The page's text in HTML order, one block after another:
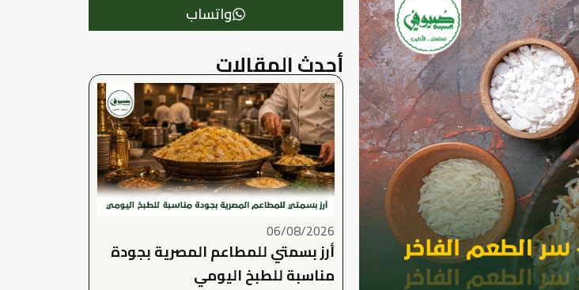
واتساب
أحدث المقالات
06/08/2026
أرز بسمتي للمطاعم المصرية بجودة
مناسبة للطبخ اليومي